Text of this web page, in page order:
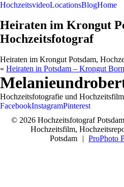
HochzeitsvideoLocationsBlogHome
Heiraten im Krongut
Hochzeitsfotograf
Heiraten im Krongut Potsdam,
« Heiraten in Potsdam – Krongut
Hochzeitsfotografie und Hochzeitsfilm
FacebookInstagramPinterest
© 2026 Hochzeitsfotograf
Hochzeitsfilm,
Potsdam
| ProPhoto